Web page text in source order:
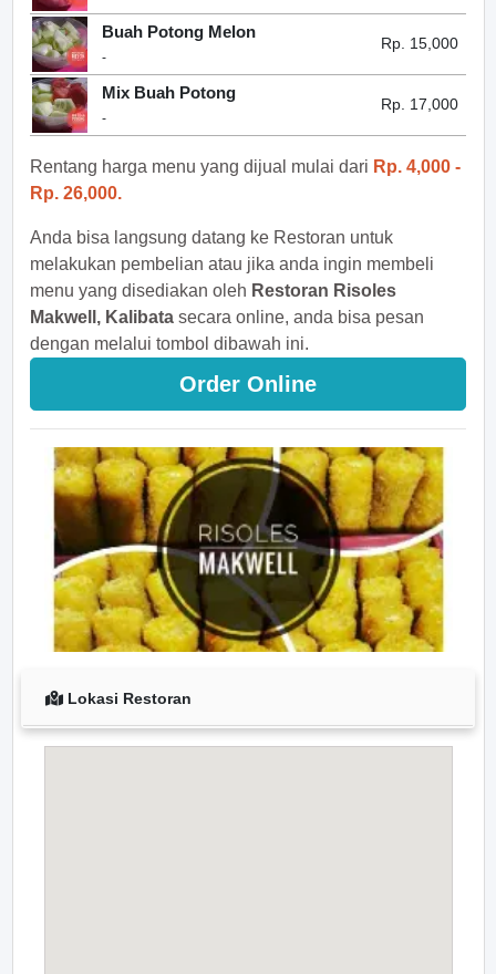
Buah Potong Melon
-
Rp. 15,000
Mix Buah Potong
-
Rp. 17,000
Rentang harga menu yang dijual mulai dari Rp. 4,000 -
Rp. 26,000.
Anda bisa langsung datang ke Restoran untuk
melakukan pembelian atau jika anda ingin membeli
menu yang disediakan oleh Restoran Risoles
Makwell, Kalibata secara online, anda bisa pesan
dengan melalui tombol dibawah ini.
Order Online
Lokasi Restoran